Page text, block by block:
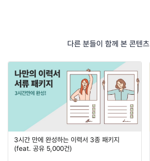
다른 분들이 함께 본 콘텐츠
3시간 만에 완성하는 이력서 3종 패키지
(feat. 공유 5,000건)